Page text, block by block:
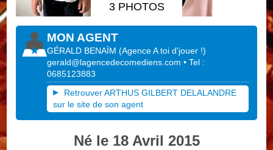
3 PHOTOS
MON AGENT
GÉRALD BENAÏM (Agence A toi d'jouer !)
gerald@lagencedecomediens.com • Tel :
0685123883
Retrouver ARTHUS GILBERT DELALANDRE
sur le site de son agent
Né le 18 Avril 2015